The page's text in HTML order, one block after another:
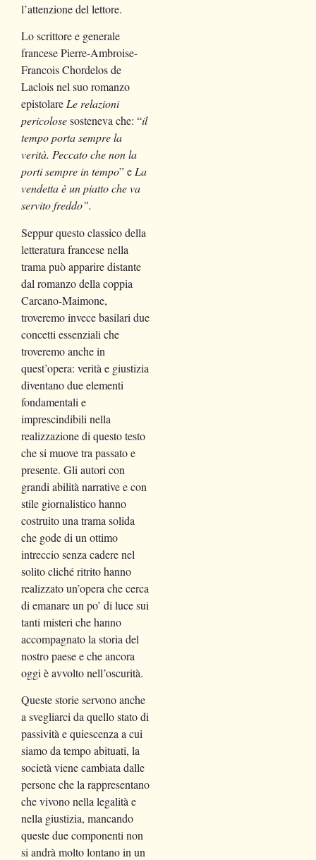
l’attenzione del lettore.
Lo scrittore e generale
francese Pierre-Ambroise-
Francois Chordelos de
Laclois nel suo romanzo
epistolare Le relazioni
pericolosesosteneva che: “il
tempo porta sempre la
verità. Peccato che non la
porti sempre in tempo” e La
vendetta è un piatto che va
servito freddo”.
Seppur questo classico della
letteratura francese nella
trama può apparire distante
dal romanzo della coppia
Carcano-Maimone,
troveremo invece basilari due
concetti essenziali che
troveremo anche in
quest’opera: verità e giustizia
diventano due elementi
fondamentali e
imprescindibili nella
realizzazione di questo testo
che si muove tra passato e
presente. Gli autori con
grandi abilità narrative e con
stile giornalistico hanno
costruito una trama solida
che gode di un ottimo
intreccio senza cadere nel
solito cliché ritrito hanno
realizzato un’opera che cerca
di emanare un po’ di luce sui
tanti misteri che hanno
accompagnato la storia del
nostro paese e che ancora
oggi è avvolto nell’oscurità.
Queste storie servono anche
a svegliarci da quello stato di
passività e quiescenza a cui
siamo da tempo abituati, la
società viene cambiata dalle
persone che la rappresentano
che vivono nella legalità e
nella giustizia, mancando
queste due componenti non
si andrà molto lontano in un